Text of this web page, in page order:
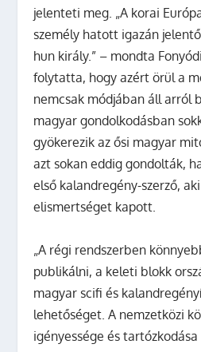
jelenteti meg. „A korai
személy hatott igazán
hun király.” – mondta
folytatta, hogy azért örül a
nemcsak módjában áll arról
magyar gondolkodásban
gyökerezik az ősi magyar
azt sokan eddig gondolták,
első kalandregény-szerző,
elismertséget kapott.
„A régi rendszerben
publikálni, a keleti blokk
magyar scifi és
lehetőséget. A nemzetközi
igényessége és